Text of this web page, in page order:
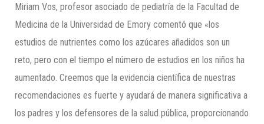
Miriam Vos, profesor asociado de pediatría de la Facultad de
Medicina de la Universidad de Emory comentó que «los
estudios de nutrientes como los azúcares añadidos son un
reto, pero con el tiempo el número de estudios en los niños ha
aumentado. Creemos que la evidencia científica de nuestras
recomendaciones es fuerte y ayudará de manera significativa a
los padres y los defensores de la salud pública, proporcionando